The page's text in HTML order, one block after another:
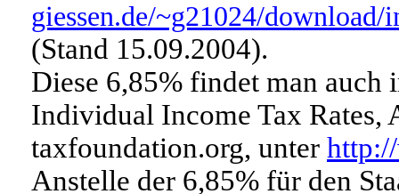
giessen.de/~g21024/
(Stand 15.09.2004).
Diese 6,85% findet man auch
Individual Income Tax Rates,
taxfoundation.org, unter
Anstelle der 6,85% für den